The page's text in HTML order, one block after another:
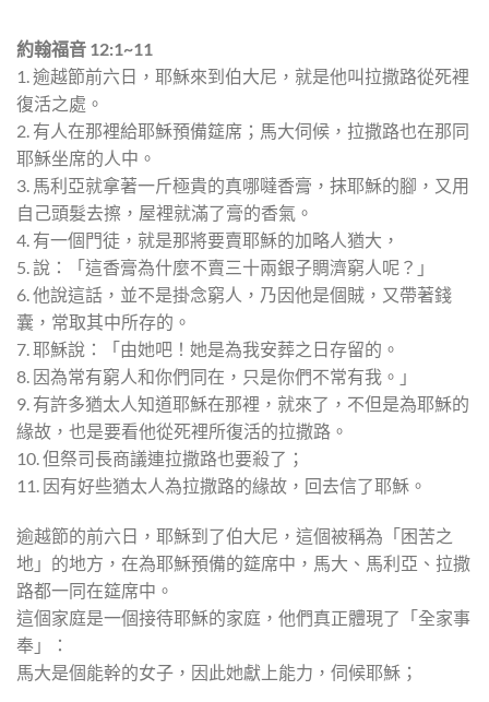
約翰福音 12:1~11
1. 逾越節前六日，耶穌來到伯大尼，就是他叫拉撒路從死裡
復活之處。
2. 有人在那裡給耶穌預備筵席；馬大伺候，拉撒路也在那同
耶穌坐席的人中。
3. 馬利亞就拿著一斤極貴的真哪噠香膏，抹耶穌的腳，又用
自己頭髮去擦，屋裡就滿了膏的香氣。
4. 有一個門徒，就是那將要賣耶穌的加略人猶大，
5. 說：「這香膏為什麼不賣三十兩銀子賙濟窮人呢？」
6. 他說這話，並不是掛念窮人，乃因他是個賊，又帶著錢
囊，常取其中所存的。
7. 耶穌說：「由她吧！她是為我安葬之日存留的。
8. 因為常有窮人和你們同在，只是你們不常有我。」
9. 有許多猶太人知道耶穌在那裡，就來了，不但是為耶穌的
緣故，也是要看他從死裡所復活的拉撒路。
10. 但祭司長商議連拉撒路也要殺了；
11. 因有好些猶太人為拉撒路的緣故，回去信了耶穌。
逾越節的前六日，耶穌到了伯大尼，這個被稱為「困苦之
地」的地方，在為耶穌預備的筵席中，馬大、馬利亞、拉撒
路都一同在筵席中。
這個家庭是一個接待耶穌的家庭，他們真正體現了「全家事
奉」：
馬大是個能幹的女子，因此她獻上能力，伺候耶穌；